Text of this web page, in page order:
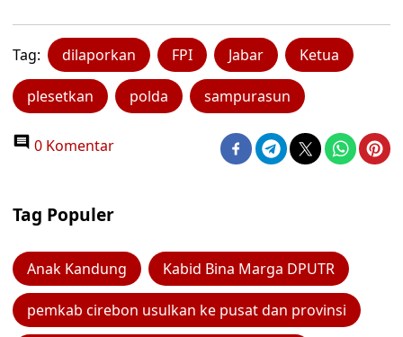
Tag: dilaporkan FPI Jabar Ketua
plesetkan polda sampurasun
0 Komentar
Tag Populer
Anak Kandung Kabid Bina Marga DPUTR
pemkab cirebon usulkan ke pusat dan provinsi